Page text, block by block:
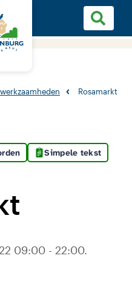
Rosamarkt
Simpele tekst
09:00 - 22:00.